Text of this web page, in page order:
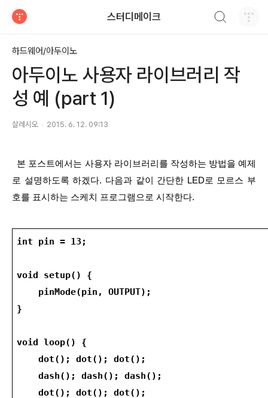
스터디메이크
하드웨어/아두이노
아두이노 사용자 라이브러리 작
성 예 (part 1)
살레시오 2015. 6. 12. 09:13
로 설명하도록 하겠다. 다음과 같이 간단한 LED로 모르스 부
호를 표시하는 스케치 프로그램으로 시작한다.
int pin = 13;
void setup() {
pinMode(pin, OUTPUT);
}
void loop() {
dot(); dot(); dot();
dash(); dash(); dash();
dot(); dot(); dot();